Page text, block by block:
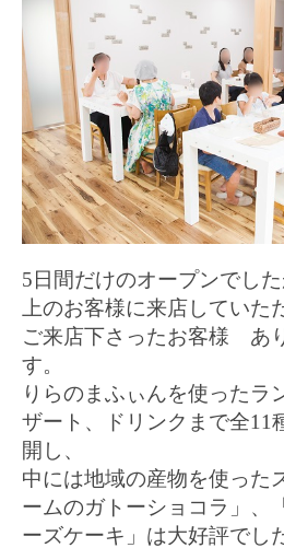
5 日間だけのオープンでし
上のお客様に来店していた
ご来店下さったお客様 あ
す。
りらのまふぃんを使ったラ
ザート、ドリンクまで全11
開し、
中には地域の産物を使った
ームのガトーショコラ」、
ーズケーキ」は大好評でし